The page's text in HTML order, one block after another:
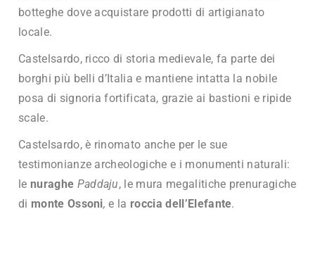
botteghe dove acquistare prodotti di artigianato
locale.
Castelsardo, ricco di storia medievale, fa parte dei
borghi più belli d’Italia e mantiene intatta la nobile
posa di signoria fortificata, grazie ai bastioni e ripide
scale.
Castelsardo, è rinomato anche per le sue
testimonianze archeologiche e i monumenti naturali:
le nuraghe Paddaju, le mura megalitiche prenuragiche
di monte Ossoni, e la roccia dell’Elefante.